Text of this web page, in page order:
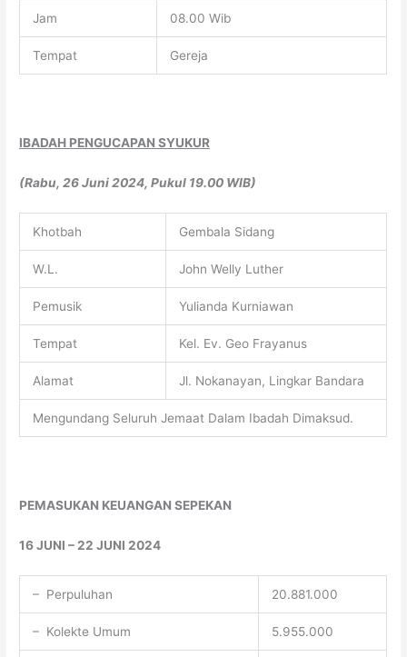
Jam 08.00 Wib
Tempat Gereja
IBADAH PENGUCAPAN SYUKUR
(Rabu, 26 Juni 2024, Pukul 19.00 WIB)
Khotbah Gembala Sidang
W.L. John Welly Luther
Pemusik Yulianda Kurniawan
Tempat Kel. Ev. Geo Frayanus
Alamat Jl. Nokanayan, Lingkar Bandara
Mengundang Seluruh Jemaat Dalam Ibadah Dimaksud.
PEMASUKAN KEUANGAN SEPEKAN
16 JUNI – 22 JUNI 2024
– Perpuluhan 20.881.000
– Kolekte Umum 5.955.000